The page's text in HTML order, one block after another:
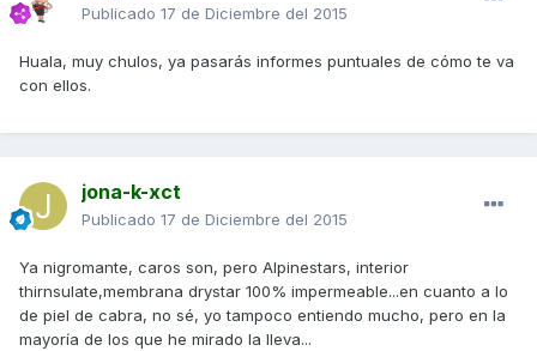
Publicado 17 de Diciembre del 2015
Huala, muy chulos, ya pasarás informes puntuales de cómo te va
con ellos.
jona-k-xct
Publicado 17 de Diciembre del 2015
Ya nigromante, caros son, pero Alpinestars, interior
thirnsulate,membrana drystar 100% impermeable...en cuanto a lo
de piel de cabra, no sé, yo tampoco entiendo mucho, pero en la
mayoría de los que he mirado la lleva...